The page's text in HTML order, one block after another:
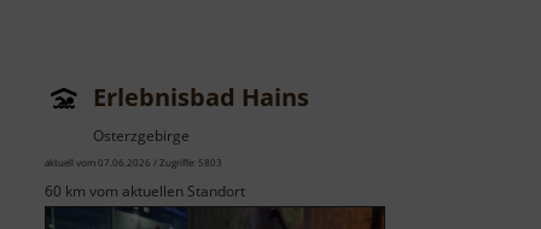
Erlebnisbad Hains
Osterzgebirge
aktuell vom 07.06.2026 / Zugriffe: 5803
60 km vom aktuellen Standort